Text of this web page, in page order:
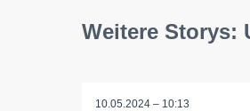
Weitere Storys:
10.05.2024 – 10:13